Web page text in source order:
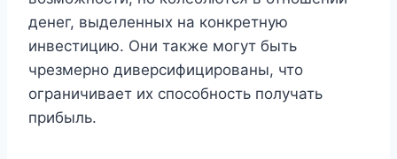
денег, выделенных на конкретную
инвестицию. Они также могут быть
чрезмерно диверсифицированы, что
ограничивает их способность получать
прибыль.